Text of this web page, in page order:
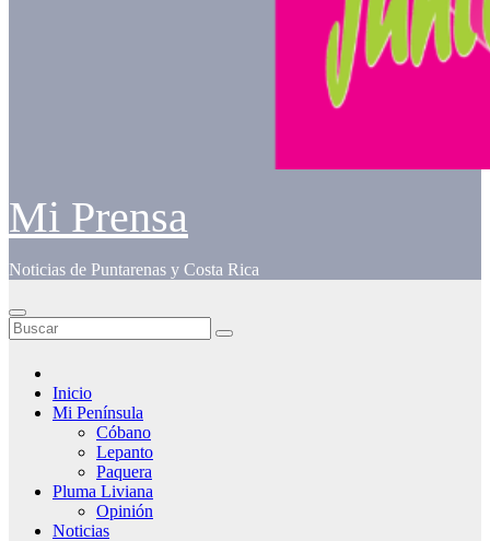
Mi Prensa
Noticias de Puntarenas y Costa Rica
Inicio
Mi Península
Cóbano
Lepanto
Paquera
Pluma Liviana
Opinión
Noticias